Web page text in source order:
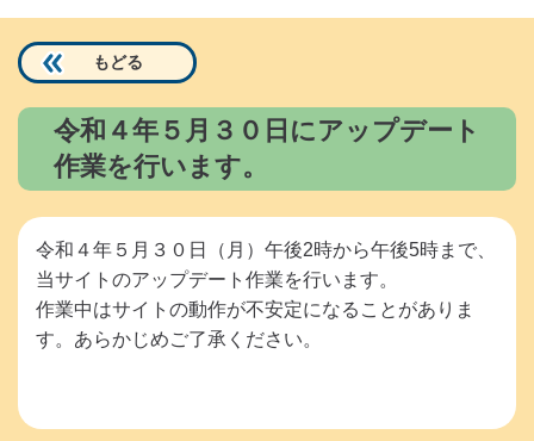
もどる
令和４年５月３０日にアップデート
作業を行います。
令和４年５月３０日（月）午後2時から午後5時まで、
当サイトのアップデート作業を行います。
作業中はサイトの動作が不安定になることがありま
す。あらかじめご了承ください。